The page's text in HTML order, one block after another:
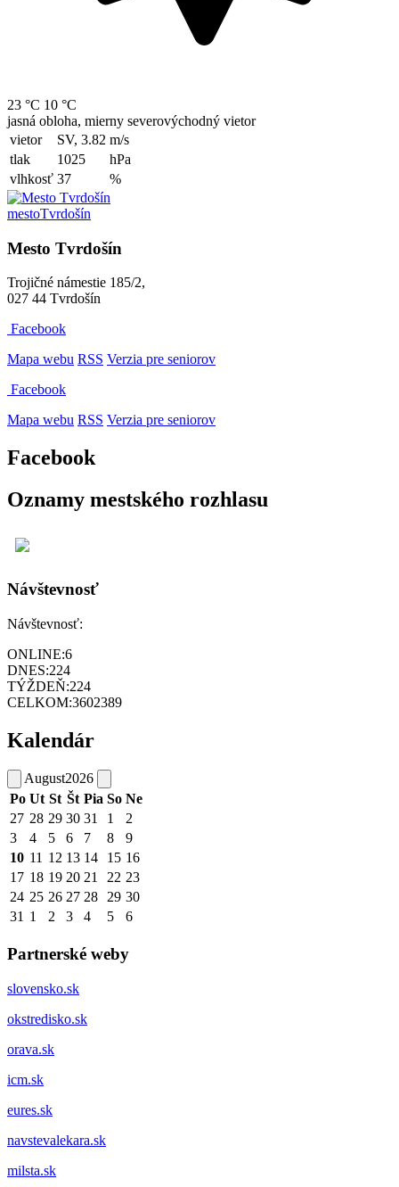
23 °C 10 °C
jasná obloha, mierny severovýchodný vietor
vietor
SV, 3.82 m/s
tlak
1025
hPa
vlhkosť 37 %
mestoTvrdošín
Mesto Tvrdošín
Trojičné námestie 185/2,
027 44 Tvrdošín
Facebook
Mapa webu RSS Verzia pre seniorov
Facebook
Mapa webu RSS Verzia pre seniorov
Facebook
Oznamy mestského rozhlasu
Návštevnosť
Návštevnosť:
ONLINE:6
DNES:224
TÝŽDEŇ:224
CELKOM:3602389
Kalendár
August2026
Po Ut St Št Pia So Ne
27 28 29 30 31 1
2
3
4 5 6 7 8
9
10 11 12 13 14 15 16
17 18 19 20 21 22 23
24 25 26 27 28 29 30
31 1 2 3 4 5 6
Partnerské weby
slovensko.sk
okstredisko.sk
orava.sk
icm.sk
eures.sk
navstevalekara.sk
milsta.sk